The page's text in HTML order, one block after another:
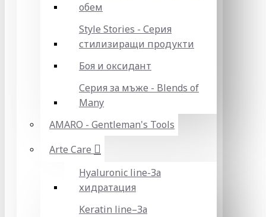
обем
Style Stories - Серия
стилизиращи продукти
Боя и оксидант
Серия за мъже - Blends of
Many
AMARO - Gentleman's Tools
Arte Care
Hyaluronic line-За
хидратация
Keratin line–За